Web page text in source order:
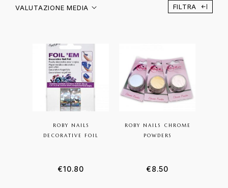
VALUTAZIONE MEDIA FILTRA
ROBY NAILS
DECORATIVE FOIL
€10.80
ROBY NAILS CHROME
POWDERS
€8.50